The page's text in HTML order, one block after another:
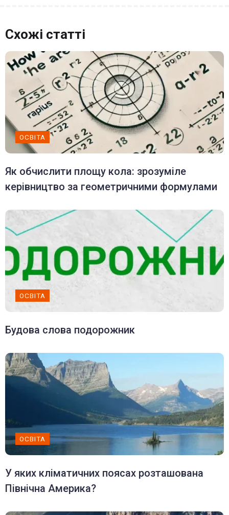
Схожі статті
ОСВІТА
Як обчислити площу кола: зрозуміле
керівництво за геометричними формулами
ОСВІТА
Будова слова подорожник
ОСВІТА
У яких кліматичних поясах розташована
Північна Америка?